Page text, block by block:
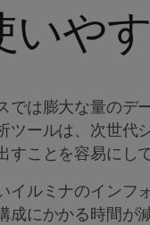
いや
では膨大な量のデ
ツールは、次世代
すことを容易にし
イルミナのインフ
成にかかる時間が